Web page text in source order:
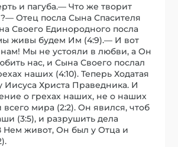
и пагуба.— Что же творит
Отец посла Сына Спасителя
Своего Единородного посла
живы будем Им (4:9).— И вот
Мы не устояли в любви, а Он
нас, и Сына Своего послал
наших (4:10). Теперь Ходатая
Христа Праведника. И
о грехах наших, не о наших
мира (2:2). Он явился, чтоб
(3:5), и разрушить дела
Нем живот, Он был у Отца и